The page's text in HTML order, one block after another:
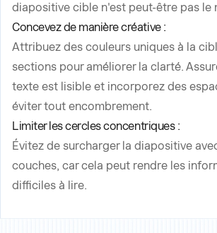
diapositive cible n'est peut-être pas le
Concevez de manière créative :
Attribuez des couleurs uniques à la
sections pour améliorer la clarté.
texte est lisible et incorporez des
éviter tout encombrement.
Limiter les cercles concentriques :
Évitez de surcharger la diapositive
couches, car cela peut rendre les
difficiles à lire.